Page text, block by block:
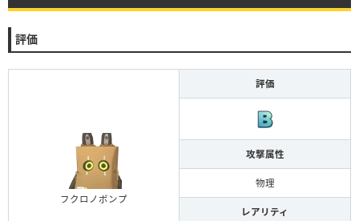
評価
フクロノボンプ
評価
攻撃属性
物理
レアリティ